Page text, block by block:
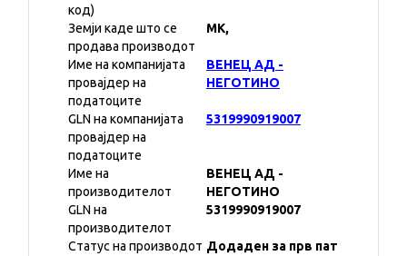
код)
Земји каде што се
продава производот
MK,
Име на компанијата
провајдер на
податоците
ВЕНЕЦ АД -
НЕГОТИНО
GLN на компанијата
провајдер на
податоците
5319990919007
Име на
производителот
ВЕНЕЦ АД -
НЕГОТИНО
GLN на
производителот
5319990919007
Статус на производот Додаден за прв пат